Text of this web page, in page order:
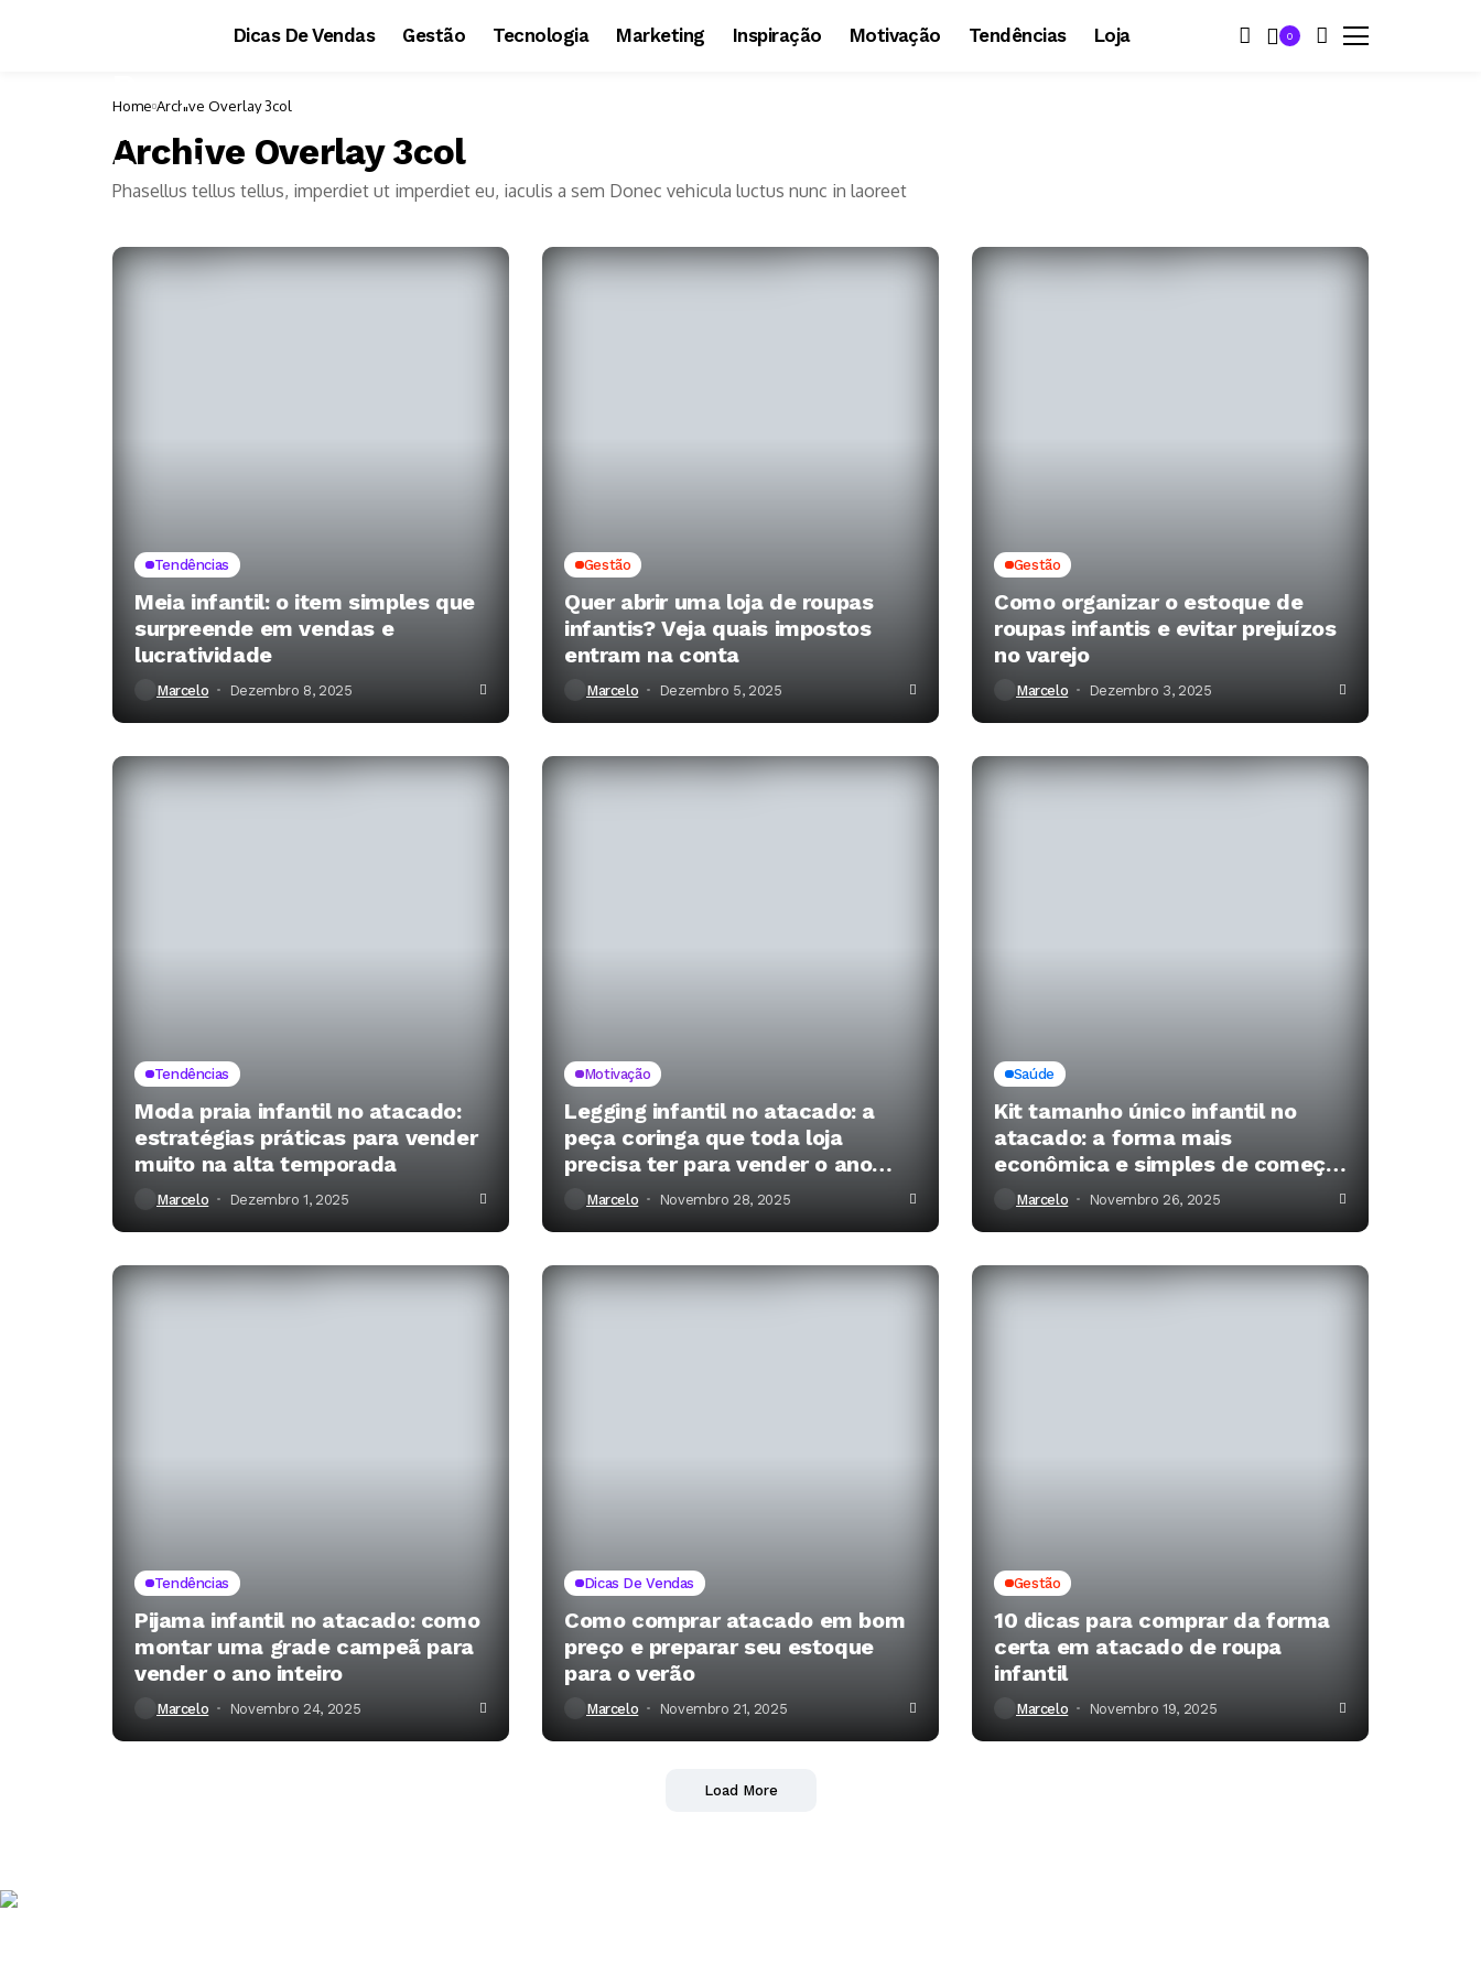
Dicas De Vendas Gestão Tecnologia Marketing Inspiração Motivação Tendências Loja 0
Home Archive Overlay 3col
Archive Overlay 3col
Phasellus tellus tellus, imperdiet ut imperdiet eu, iaculis a sem Donec vehicula luctus nunc in laoreet
Tendências
Meia infantil: o item simples que
surpreende em vendas e
lucratividade
Marcelo Dezembro 8, 2025
Gestão
Quer abrir uma loja de roupas
infantis? Veja quais impostos
entram na conta
Marcelo Dezembro 5, 2025
Gestão
Como organizar o estoque de
roupas infantis e evitar prejuízos
no varejo
Marcelo Dezembro 3, 2025
Tendências
Moda praia infantil no atacado:
estratégias práticas para vender
muito na alta temporada
Marcelo Dezembro 1, 2025
Motivação
Legging infantil no atacado: a
peça coringa que toda loja
precisa ter para vender o ano
inteiro
Marcelo Novembro 28, 2025
Saúde
Kit tamanho único infantil no
atacado: a forma mais
econômica e simples de começar
a revender moda infantil
Marcelo Novembro 26, 2025
Tendências
Pijama infantil no atacado: como
montar uma grade campeã para
vender o ano inteiro
Marcelo Novembro 24, 2025
Dicas De Vendas
Como comprar atacado em bom
preço e preparar seu estoque
para o verão
Marcelo Novembro 21, 2025
Gestão
10 dicas para comprar da forma
certa em atacado de roupa
infantil
Marcelo Novembro 19, 2025
Load More